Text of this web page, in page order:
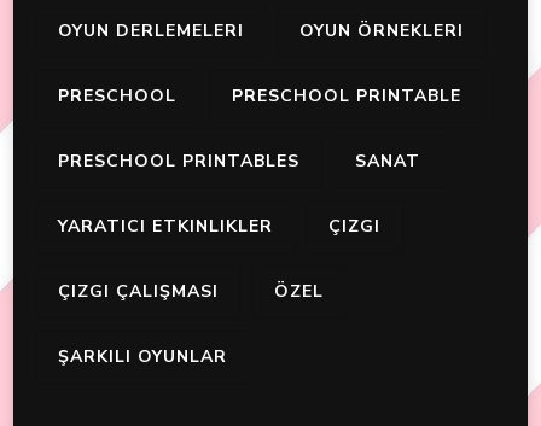
OYUN DERLEMELERI OYUN ÖRNEKLERI
PRESCHOOL PRESCHOOL PRINTABLE
PRESCHOOL PRINTABLES SANAT
YARATICI ETKINLIKLER ÇIZGI
ÇIZGI ÇALIŞMASI ÖZEL
ŞARKILI OYUNLAR